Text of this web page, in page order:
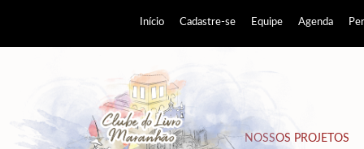
Início Cadastre-se Equipe Agenda
NOSSOS PROJETOS